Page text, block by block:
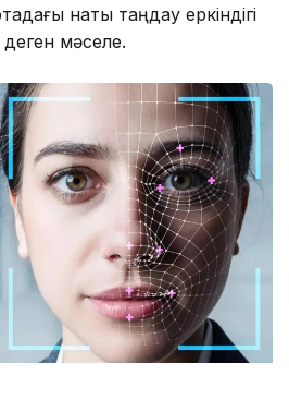
нақты таңдау еркіндігі
деген мәселе.